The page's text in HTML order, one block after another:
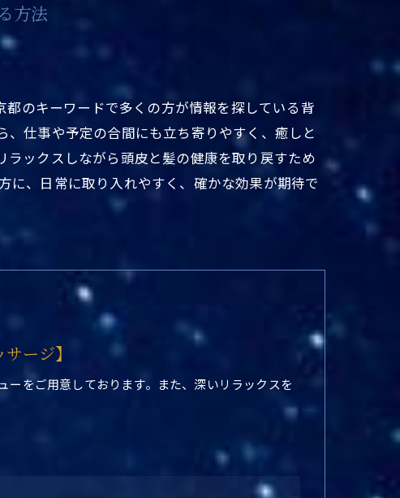
方法
のキーワードで多くの方が情報を探している背
仕事や予定の合間にも立ち寄りやすく、癒しと
ックスしながら頭皮と髪の健康を取り戻すため
に、日常に取り入れやすく、確かな効果が期待で
ージ】
ーをご用意しております。また、深いリラックスを